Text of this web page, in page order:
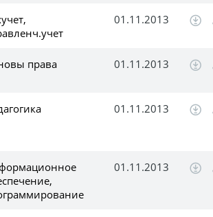
01.11.2013
права 01.11.2013
01.11.2013
01.11.2013